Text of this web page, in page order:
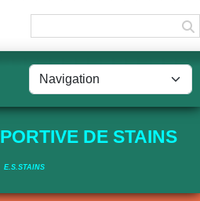
DE STAINS
E.S.STAINS